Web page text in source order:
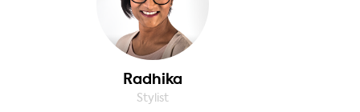
Radhika
Stylist